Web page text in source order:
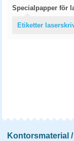
Specialpapper för
Etiketter
Kontorsmaterial